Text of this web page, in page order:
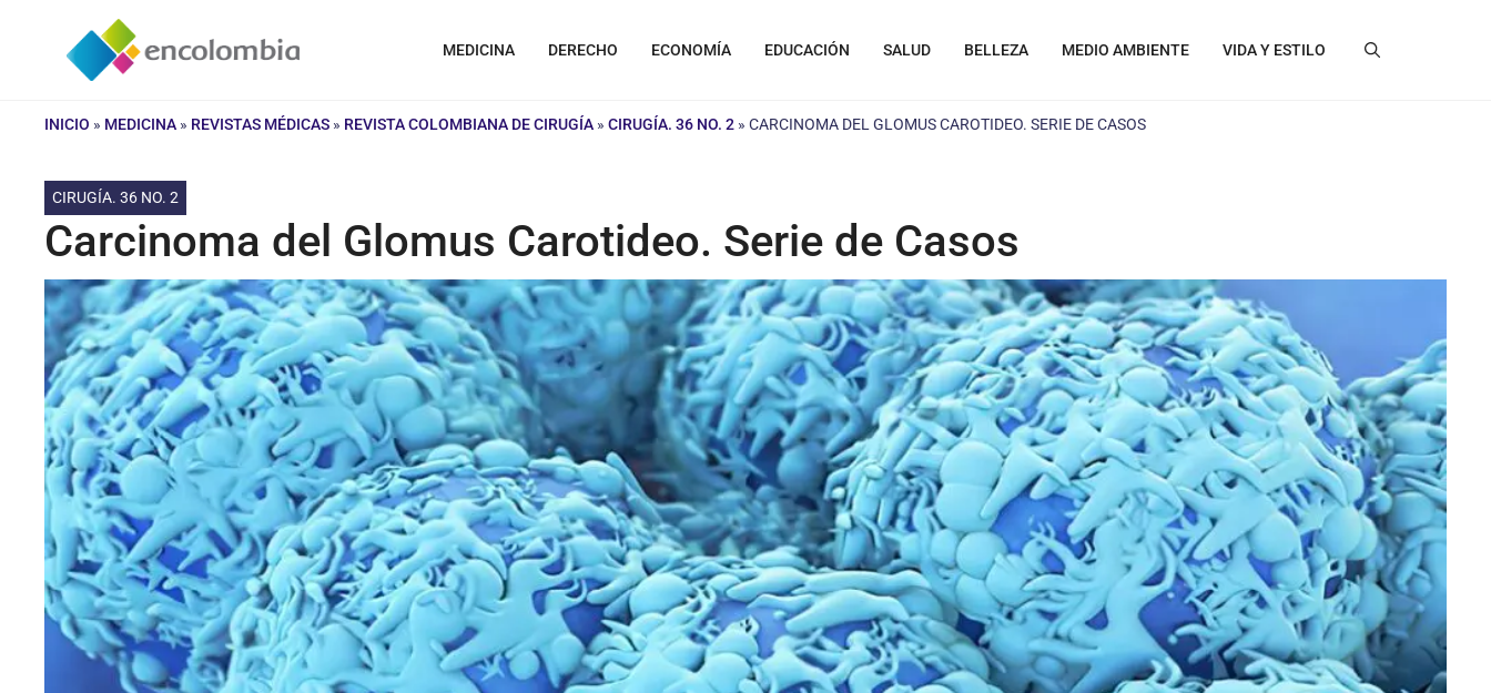
contenido
MEDICINA DERECHO ECONOMÍA EDUCACIÓN SALUD BELLEZA MEDIO AMBIENTE VIDA Y ESTILO
INICIO » MEDICINA » REVISTAS MÉDICAS » REVISTA COLOMBIANA DE CIRUGÍA » CIRUGÍA. 36 NO. 2 » CARCINOMA DEL GLOMUS CAROTIDEO. SERIE DE CASOS
CIRUGÍA. 36 NO. 2
Carcinoma del Glomus Carotideo. Serie de Casos